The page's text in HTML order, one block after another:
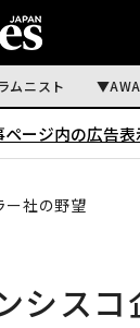
ムニスト
ページ内の広告
ー社の野望
シスコ